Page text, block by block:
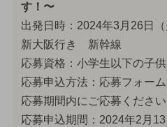
す！〜
出発日時：2024年3月26日
新大阪行き 新幹線
応募資格：小学生以下の子
応募申込方法：応募フォー
応募期間内にご応募ください
応募申込期間：2024年2月